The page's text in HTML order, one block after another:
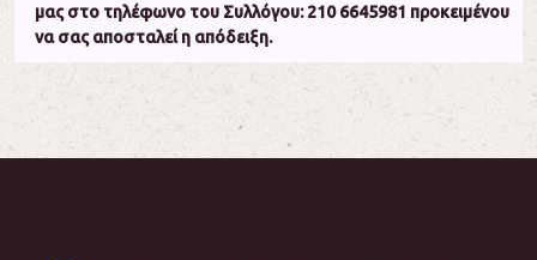
μας στο τη­λέ­φω­νο του Συλ­λό­γου: 210 6645981 προ­κει­μέ­νου
να σας α­πο­στα­λεί η α­πό­δει­ξη.